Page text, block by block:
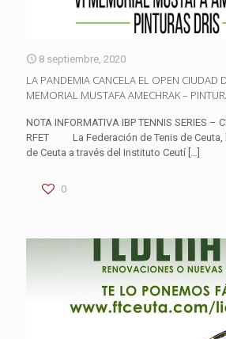
8 septiembre, 2020
LA PANDEMIA CANCELA EL OPEN CIUDAD
MEMORIAL MUSTAFA AMECHRAK –
NOTA INFORMATIVA IBP TENNIS SERIES –
RFET La Federación de Tenis de Ceuta,
de Ceuta a través del Instituto Ceutí […]
0